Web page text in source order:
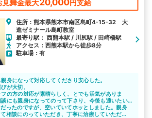
見舞金最大20,000円支給
住所：熊本県熊本市南区島町4-15-32 大
進ゼミナール島町教室
最寄り駅： 西熊本駅 / 川尻駅 / 田崎橋駅
アクセス：西熊本駅から徒歩8分
駐車場：有
親身になって対応してくださり安心した。
が大切。
の方の対応が素晴らしく、とでも活気がありま
にも親身になってのって下さり、今後も通いたい
ったのですが、空いていてホッとしました。親身
相談にのっていただき、丁寧に治療していただ